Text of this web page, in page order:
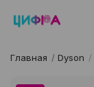
Главная / Dyson /